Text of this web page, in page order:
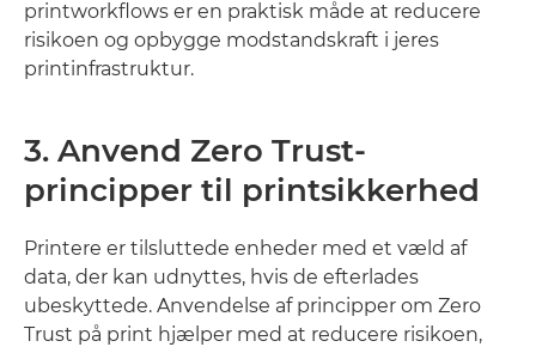
printworkflows er en praktisk måde at reducere
risikoen og opbygge modstandskraft i jeres
printinfrastruktur.
3. Anvend Zero Trust-
principper til printsikkerhed
Printere er tilsluttede enheder med et væld af
data, der kan udnyttes, hvis de efterlades
ubeskyttede. Anvendelse af principper om Zero
Trust på print hjælper med at reducere risikoen,